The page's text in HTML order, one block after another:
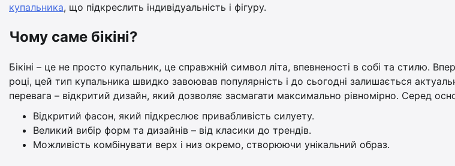
купальника, що підкреслить індивідуальність і фігуру.
Чому саме бікіні?
Бікіні – це не просто купальник, це справжній символ літа, впевненості в собі та стилю.
році, цей тип купальника швидко завоював популярність і до сьогодні залишається
перевага – відкритий дизайн, який дозволяє засмагати максимально рівномірно. Серед
Відкритий фасон, який підкреслює привабливість силуету.
Великий вибір форм та дизайнів – від класики до трендів.
Можливість комбінувати верх і низ окремо, створюючи унікальний образ.